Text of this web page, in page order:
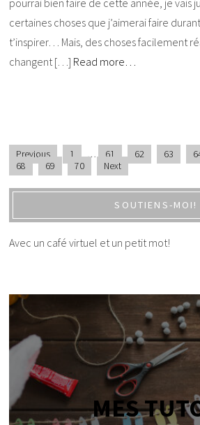
certaines choses que j’aimerai faire
t’inspirer… Mais, des choses facilement
changent […] Read more…
Previous 1 … 61 62 63
68
69 70 Next
SOUTIENS-MOI!
Avec un café virtuel et un petit mot!
MES